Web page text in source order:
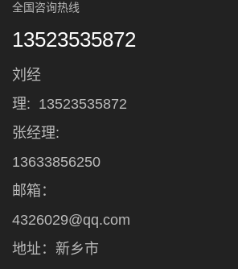
全国咨询热线
13523535872
刘经
理: 13523535872
张经理:
13633856250
邮箱：
4326029@qq.com
地址：新乡市